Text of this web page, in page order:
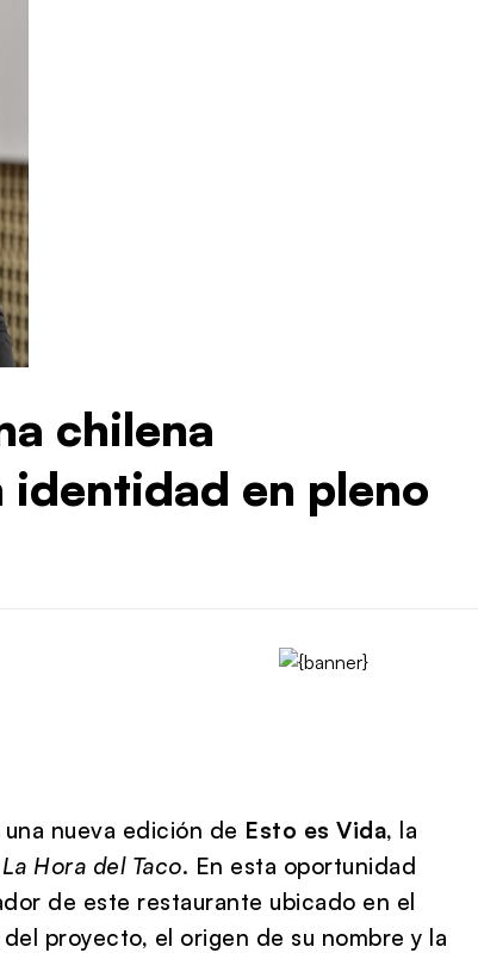
chilena
en pleno
nueva edición de Esto es Vida, la
La Hora del Taco. En esta oportunidad
de este restaurante ubicado en el
proyecto, el origen de su nombre y la